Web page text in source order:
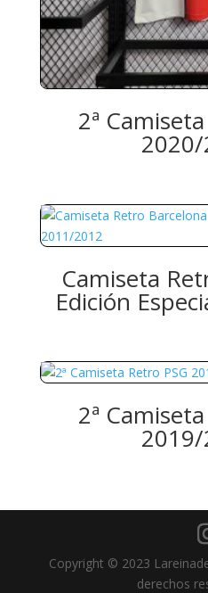
2ª
2020/
Camiseta
Edición
2ª
Copyright © 2023
derechos